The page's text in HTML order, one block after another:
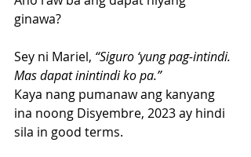
ginawa?
Sey ni Mariel, “Siguro ‘yung pag-intindi.
Mas dapat inintindi ko pa.”
Kaya nang pumanaw ang kanyang
ina noong Disyembre, 2023 ay hindi
sila in good terms.